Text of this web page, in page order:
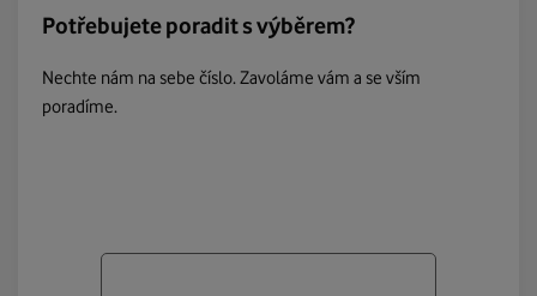
Potřebujete poradit s výběrem?
Nechte nám na sebe číslo. Zavoláme vám a se vším
poradíme.